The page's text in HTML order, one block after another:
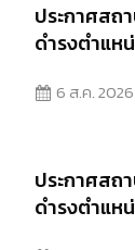
ประกาศสถ
ดำรงตำแห
6 ส.ค. 2026
ประกาศสถ
ดำรงตำแห